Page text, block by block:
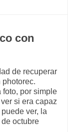
con
de recuperar
foto, por simple
si era capaz
ver, la
octubre